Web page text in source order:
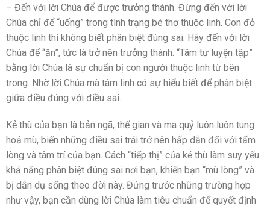
– Đến với lời Chúa để được trưởng thành. Đừng đến với lời
Chúa chỉ để “uống” trong tình trạng bé thơ thuộc linh. Con đỏ
thuộc linh thì không biết phân biệt đúng sai. Hãy đến với lời
Chúa để “ăn”, tức là trở nên trưởng thành. “Tâm tư luyện tập”
bằng lời Chúa là sự chuẩn bị con người thuộc linh từ bên
trong. Nhờ lời Chúa mà tâm linh có sự hiểu biết để phân biệt
giữa điều đúng với điều sai.
Kẻ thù của bạn là bản ngã, thế gian và ma quỷ luôn luôn tung
hoả mù, biến những điều sai trái trở nên hấp dẫn đối với tấm
lòng và tâm trí của bạn. Cách “tiếp thị” của kẻ thù làm suy yếu
khả năng phân biệt đúng sai nơi bạn, khiến bạn “mù lòng” và
bị dẫn dụ sống theo đời này. Đứng trước những trường hợp
như vậy, bạn cần dùng lời Chúa làm tiêu chuẩn để quyết định